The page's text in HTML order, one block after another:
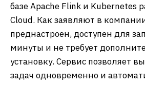
базе Apache Flink и Kubernetes
Cloud. Как заявляют в
преднастроен, доступен для
минуты и не требует
установку. Сервис позволяет
задач одновременно и